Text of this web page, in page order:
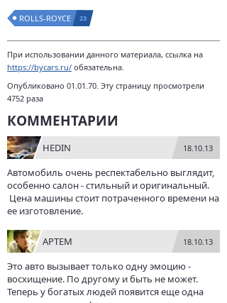
ROLLS-ROYCE 23
При использовании данного материала, ссылка на
https://bycars.ru/ обязательна.
Опубликовано 01.01.70. Эту страницу просмотрели
4752 раза
КОММЕНТАРИИ
HEDIN 18.10.13
Автомобиль очень респектабельно выглядит,
особенно салон - стильный и оригинальный.
Цена машины стоит потраченного времени на
ее изготовление.
АРТЕМ 18.10.13
Это авто вызывает только одну эмоцию -
восхищение. По другому и быть не может.
Теперь у богатых людей появится еще одна